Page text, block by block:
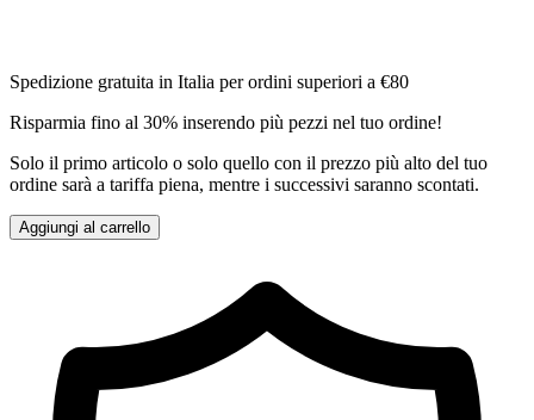
Spedizione gratuita in Italia per ordini superiori a €80
Risparmia fino al 30% inserendo più pezzi nel tuo ordine!
Solo il primo articolo o solo quello con il prezzo più alto del tuo
ordine sarà a tariffa piena, mentre i successivi saranno scontati.
Aggiungi al carrello